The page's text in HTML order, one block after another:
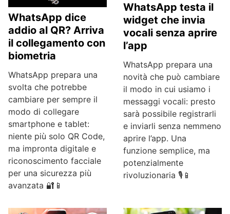
WhatsApp dice
addio al QR? Arriva
il collegamento con
biometria
WhatsApp prepara una
svolta che potrebbe
cambiare per sempre il
modo di collegare
smartphone e tablet:
niente più solo QR Code,
ma impronta digitale e
riconoscimento facciale
per una sicurezza più
avanzata 🔐📱
WhatsApp testa il
widget che invia
vocali senza aprire
l’app
WhatsApp prepara una
novità che può cambiare
il modo in cui usiamo i
messaggi vocali: presto
sarà possibile registrarli
e inviarli senza nemmeno
aprire l’app. Una
funzione semplice, ma
potenzialmente
rivoluzionaria 🎙️📱